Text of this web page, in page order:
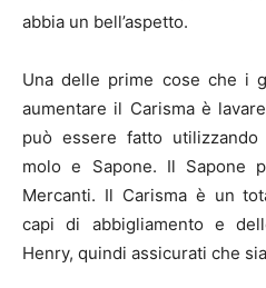
abbia un bell’aspetto.
Una delle prime cose che i
aumentare il Carisma è
può essere fatto utilizzando
molo e Sapone. Il Sapone
Mercanti. Il Carisma è un
capi di abbigliamento e
Henry, quindi assicurati che